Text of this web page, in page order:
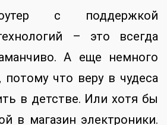
с поддержкой
– это всегда
А еще немного
потому что веру в чудеса
в детстве. Или хотя бы
в магазин электроники.